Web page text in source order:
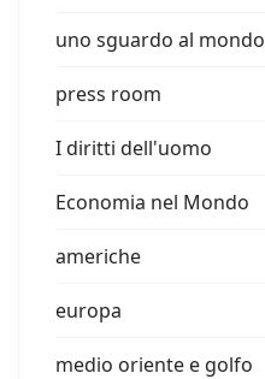
uno sguardo al mondo
press room
I diritti dell'uomo
Economia nel Mondo
americhe
europa
medio oriente e golfo